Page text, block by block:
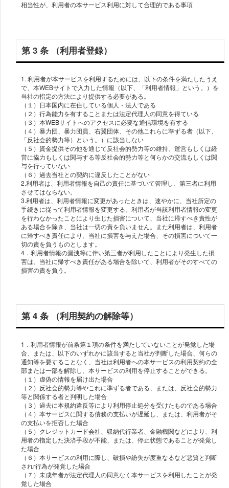
相当性が、利用者の本サービス利用に対して合理的である事項
第 3 条 （利⽤者登録）
1. 利⽤者が本サービスを利⽤するためには、以下の条件を満たしたうえ
で、本WEBサイトで入力した情報（以下、「利⽤者情報」という。）を
当社の指定の⽅法により提供する必要がある。
（１）日本国内に在住している個⼈・法⼈である
（２）行為能力を有することまたは法定代理⼈の同意を得ている
（３）本WEBサイトへのアクセスに必要な通信環境を有する
（４）暴力団、暴力団員、右翼団体、その他これらに準ずる者（以下、
「反社会的勢力等）という。）に該当しない
（５）資⾦提供その他を通じて反社会的勢⼒等の維持、運営もしくは経
営に協⼒もしくは関与する等反社会的勢⼒等と何らかの交流もしくは関
与を⾏っていない
（６）過去当社との契約に違反したことがない
2.利⽤者は、利⽤者情報を⾃⼰の責任に基づいて管理し、第三者に利用
させてはならない。
3.利⽤者は、利⽤者情報に変更があったときは、速やかに、当社所定の
⼿続きに従って利⽤者情報を変更する。利⽤者が当該利⽤者情報の変更
を⾏わなかったことにより⽣じた損害について、当社に帰すべき責性が
ある場合を除き、当社は⼀切の責を負いません。また利⽤者は、利用者
に帰すべき責任により、当社に損害を与えた場合、その損害について⼀
切の責を負うものとします。
4．利用者情報の漏洩等に伴い第三者が利用したことにより発生した損
害は、当社に帰すべき責任がある場合を除いて、利用者がそのすべての
損害の責を負う。
第 4 条 （利用契約の解除等）
1．利用者情報が前条第１項の条件を満たしていないことが発覚した場
合、または、以下のいずれかに該当すると当社が判断した場合、何らの
通知等を要することなく、当社は利用者への本サービスの利用契約の全
部または一部を解除し、本サービスの利用を停止することができる。
（１）虚偽の情報を届け出た場合
（２）反社会的勢力等やこれに準ずる者である、または、反社会的勢力
等と関係する者と判明した場合
（３）過去に本規約違反等により利用停止処分を受けたものである場合
（４）本サービスに関する債務の支払いが遅延し、または、利用者がそ
の支払いを拒否した場合
（５）クレジットカード会社、収納代行業者、金融機関などにより、利
用者の指定した決済手段が不能、または、停止状態であることが発覚し
た場合
（６）本サービスの利用に際し、破損や紛失が度重なるなど悪質と判断
されr行為が発覚した場合
（７）未成年者が法定代理人の同意なく本サービスを利用したことが発
覚した場合